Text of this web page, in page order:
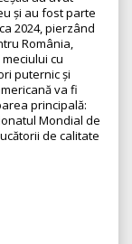
și au fost parte
2024, pierzând
România,
cu
puternic și
va fi
principală:
Mondial de
de calitate